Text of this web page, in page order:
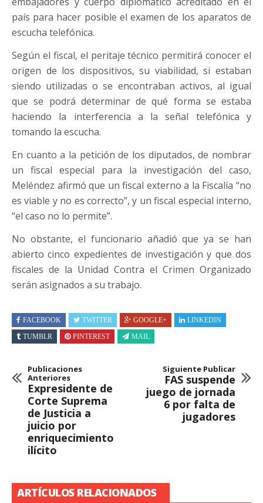
país para hacer posible el examen de los aparatos de
escucha telefónica.
Según el fiscal, el peritaje técnico permitirá conocer el
origen de los dispositivos, su viabilidad, si estaban
siendo utilizadas o se encontraban activos, al igual
que se podrá determinar de qué forma se estaba
haciendo la interferencia a la señal telefónica y
tomando la escucha.
En cuanto a la petición de los diputados, de nombrar
un fiscal especial para la investigación del caso,
Meléndez afirmó que un fiscal externo a la Fiscalía “no
es viable y no es correcto”, y un fiscal especial interno,
“el caso no lo permite”.
No obstante, el funcionario añadió que ya se han
abierto cinco expedientes de investigación y que dos
fiscales de la Unidad Contra el Crimen Organizado
serán asignados a su trabajo.
FACEBOOK TWITTER GOOGLE+
LINKEDIN
TUMBLR
PINTEREST MAIL
Publicaciones
Anteriores
Expresidente de
Corte Suprema
de Justicia a
juicio por
enriquecimiento
ilícito
Siguiente Publicar
FAS suspende
juego de jornada
6 por falta de
jugadores
ARTÍCULOS RELACIONADOS